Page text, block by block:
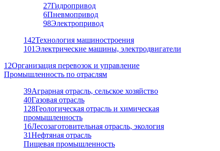
27Гидропривод
6Пневмопривод
98Электропривод
142Технология машиностроения
101Электрические машины, электродвигатели
12Организация перевозок и управление
Промышленность по отраслям
39Аграрная отрасль, сельское хозяйство
40Газовая отрасль
128Геологическая отрасль и химическая
промышленность
16Лесозаготовительная отрасль, экология
31Нефтяная отрасль
Пищевая промышленность